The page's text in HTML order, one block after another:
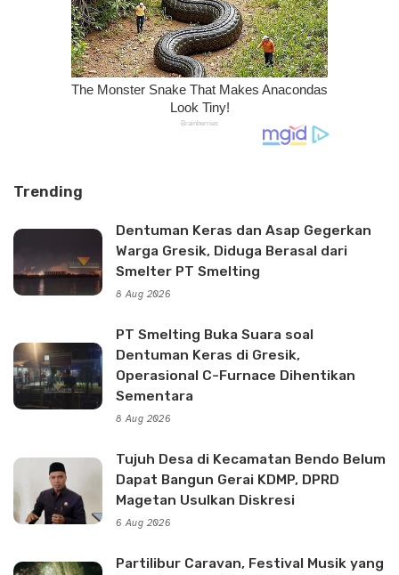
Trending
Dentuman Keras dan Asap Gegerkan
Warga Gresik, Diduga Berasal dari
Smelter PT Smelting
8 Aug 2026
PT Smelting Buka Suara soal
Dentuman Keras di Gresik,
Operasional C-Furnace Dihentikan
Sementara
8 Aug 2026
Tujuh Desa di Kecamatan Bendo Belum
Dapat Bangun Gerai KDMP, DPRD
Magetan Usulkan Diskresi
6 Aug 2026
Partilibur Caravan, Festival Musik yang